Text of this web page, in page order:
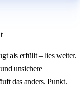
als erfüllt – lies weiter.
unsichere
das anders. Punkt.